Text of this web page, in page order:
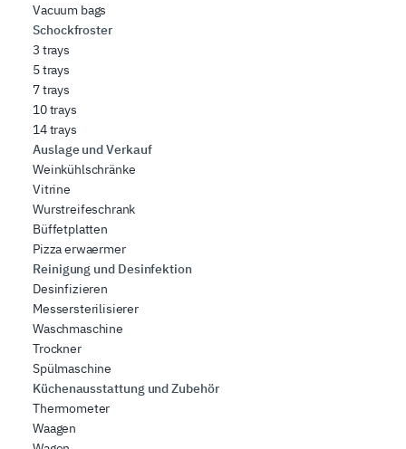
Vacuum bags
Schockfroster
3 trays
5 trays
7 trays
10 trays
14 trays
Auslage und Verkauf
Weinkühlschränke
Vitrine
Wurstreifeschrank
Büffetplatten
Pizza erwaermer
Reinigung und Desinfektion
Desinfizieren
Messersterilisierer
Waschmaschine
Trockner
Spülmaschine
Küchenausstattung und Zubehör
Thermometer
Waagen